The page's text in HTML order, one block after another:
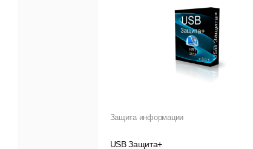
Защита информации
USB Защита+